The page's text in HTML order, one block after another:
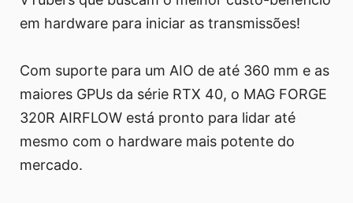
em hardware para iniciar as transmissões!
Com suporte para um AIO de até 360 mm e as
maiores GPUs da série RTX 40, o MAG FORGE
320R AIRFLOW está pronto para lidar até
mesmo com o hardware mais potente do
mercado.